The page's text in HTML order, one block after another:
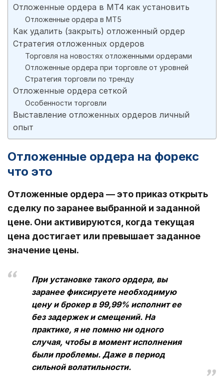
Отложенные ордера в MT4 как установить
Отложенные ордера в МТ5
Как удалить (закрыть) отложенный ордер
Стратегия отложенных ордеров
Торговля на новостях отложенными ордерами
Отложенные ордера при торговле от уровней
Стратегия торговли по тренду
Отложенные ордера сеткой
Особенности торговли
Выставление отложенных ордеров личный
опыт
Отложенные ордера на форекс
что это
Отложенные ордера — это приказ открыть
сделку по заранее выбранной и заданной
цене. Они активируются, когда текущая
цена достигает или превышает заданное
значение цены.
При установке такого ордера, вы
заранее фиксируете необходимую
цену и брокер в 99,99% исполнит ее
без задержек и смещений. На
практике, я не помню ни одного
случая, чтобы в момент исполнения
были проблемы. Даже в период
сильной волатильности.